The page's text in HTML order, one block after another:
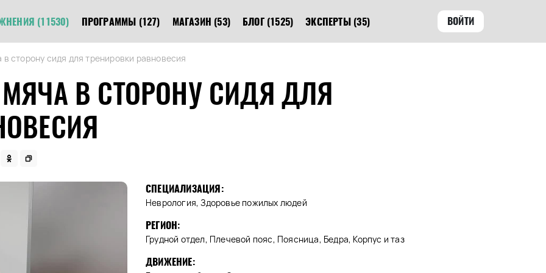
(11530) ПРОГРАММЫ (127) МАГАЗИН (53) БЛОГ (1525) ЭКСПЕРТЫ (35) ВОЙТИ
сторону сидя для тренировки равновесия
В СТОРОНУ СИДЯ ДЛЯ
СПЕЦИАЛИЗАЦИЯ:
Неврология, Здоровье пожилых людей
РЕГИОН:
Грудной отдел, Плечевой пояс, Поясница, Бедра, Корпус и таз
ДВИЖЕНИЕ: